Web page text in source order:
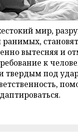
мир,
ранимых,
вытесняя и
к
твердым под